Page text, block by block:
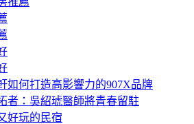
如何打造高影響力的907X品牌
者：吳紹琥醫師將青春留駐
好玩的民宿